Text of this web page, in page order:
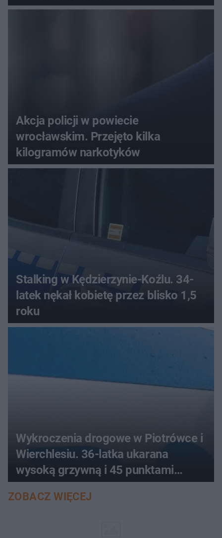
menu
Akcja policji w powiecie
wrocławskim. Przejęto kilka
kilogramów narkotyków
Stalking w Kędzierzynie-Koźlu. 34-
latek nękał kobietę przez blisko 1,5
roku
Wykroczenia drogowe w Piotrówce i
Wierchlesiu. 36-latka ukarana
wysoką grzywną i 45 punktami
karnymi
ZOBACZ WIĘCEJ